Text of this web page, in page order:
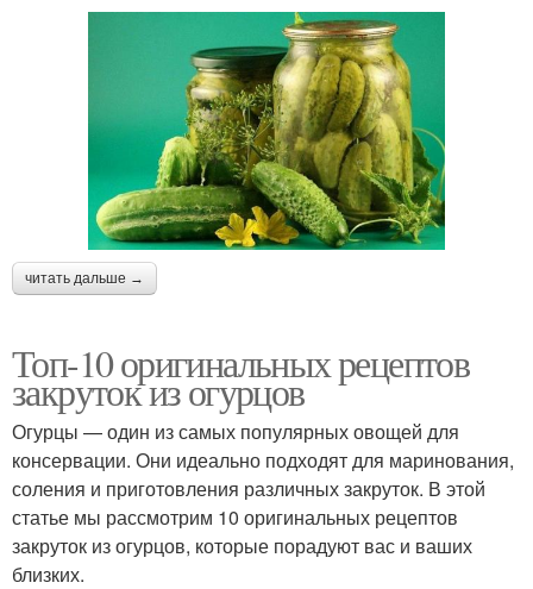
читать дальше →
Топ-10 оригинальных рецептов
закруток из огурцов
Огурцы — один из самых популярных овощей для
консервации. Они идеально подходят для маринования,
соления и приготовления различных закруток. В этой
статье мы рассмотрим 10 оригинальных рецептов
закруток из огурцов, которые порадуют вас и ваших
близких.